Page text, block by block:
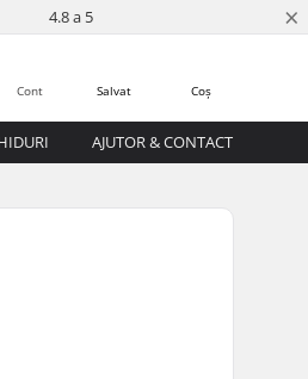
4.8 a 5 ×
Coș
Salvat
Cont
AJUTOR & CONTACT